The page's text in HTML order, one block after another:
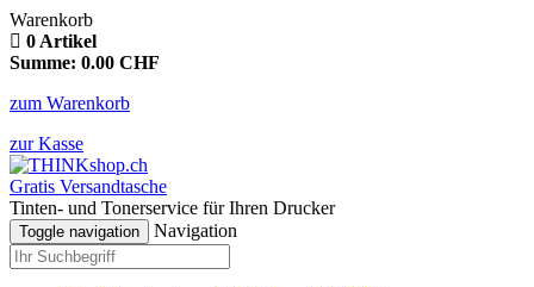
Warenkorb
0 Artikel
Summe: 0.00 CHF
zum Warenkorb
zur Kasse
Gratis Versandtasche
Tinten- und Tonerservice für Ihren Drucker
Toggle navigation Navigation